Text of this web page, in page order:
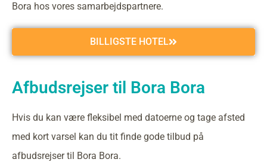
Bora hos vores samarbejdspartnere.
BILLIGSTE HOTEL
Afbudsrejser til Bora Bora
Hvis du kan være fleksibel med datoerne og tage afsted
med kort varsel kan du tit finde gode tilbud på
afbudsrejser til Bora Bora.